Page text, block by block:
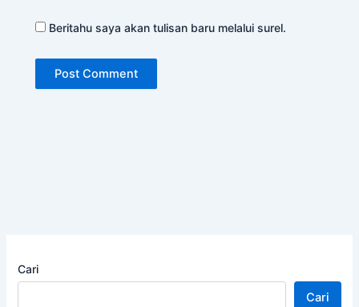
Beritahu saya akan tulisan baru melalui surel.
Cari
Cari